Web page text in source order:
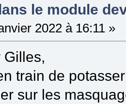
le module
2022 à 16:11 »
Gilles,
train de
sur les